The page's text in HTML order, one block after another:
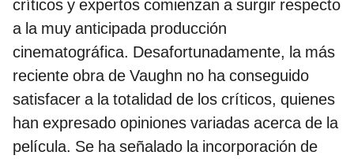
críticos y expertos comienzan a surgir respecto
a la muy anticipada producción
cinematográfica. Desafortunadamente, la más
reciente obra de Vaughn no ha conseguido
satisfacer a la totalidad de los críticos, quienes
han expresado opiniones variadas acerca de la
película. Se ha señalado la incorporación de